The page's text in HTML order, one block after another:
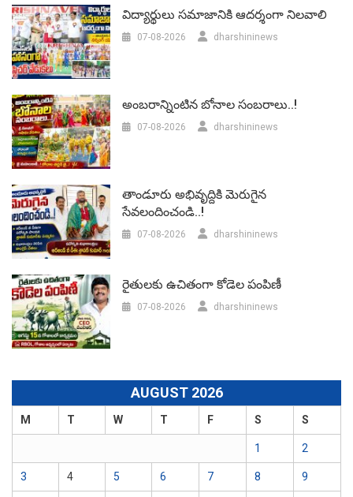
విద్యార్థులు సమాజానికి ఆదర్శంగా నిలవాలి
07-08-2026 dharshininews
అంబరాన్నింటిన బోనాల సంబరాలు..!
07-08-2026 dharshininews
తాండూరు అభివృద్దికి మెరుగైన
సేవలందించండి..!
07-08-2026 dharshininews
రైతులకు ఉచితంగా కోడెల పంపిణీ
07-08-2026 dharshininews
AUGUST 2026
M T W T F S S
1 2
3 4 5 6 7 8 9